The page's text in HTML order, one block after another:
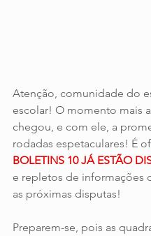
Atenção, comunidade do
escolar! O momento mais
chegou, e com ele, a
rodadas espetaculares! É
BOLETINS 10 JÁ ESTÃO
e repletos de informações
as próximas disputas!
Preparem-se, pois as